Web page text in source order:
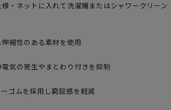
・ネットに入れて洗濯機またはシャワークリーン
縮性のある素材を使用
気の発生やまとわり付きを抑制
ゴムを採用し窮屈感を軽減